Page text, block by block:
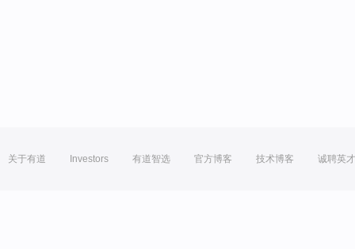
关于有道 Investors 有道智选 官方博客 技术博客 诚聘英才